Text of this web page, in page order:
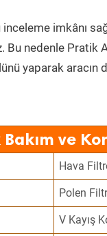
imkânı
Bu nedenle Pratik
yaparak
ve
Hava
Polen
V Kayış